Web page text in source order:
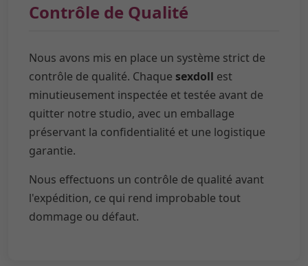
Contrôle de Qualité
Nous avons mis en place un système strict de
contrôle de qualité. Chaque sexdoll est
minutieusement inspectée et testée avant de
quitter notre studio, avec un emballage
préservant la confidentialité et une logistique
garantie.
Nous effectuons un contrôle de qualité avant
l'expédition, ce qui rend improbable tout
dommage ou défaut.